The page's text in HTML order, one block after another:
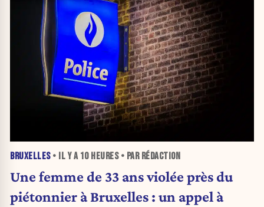
BRUXELLES• IL Y A 10 HEURES• PAR RÉDACTION
Une femme de 33 ans violée près du
piétonnier à Bruxelles : un appel à